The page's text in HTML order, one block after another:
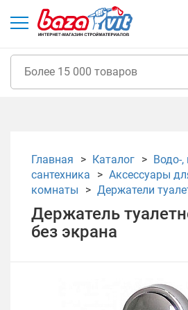
Главная Каталог
Водо-,
сантехника
Аксессуары
комнаты
Держатели
Держатель
без экрана